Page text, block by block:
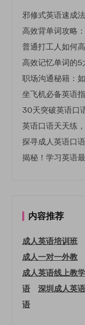
邪修式英语速成
高效背单词攻略
高效记忆单词的5
坐飞机必备英语
30天突破英语口
英语口语天天练
揭秘！学习英语
内容推荐
成人英语培训班
成人一对一外教
成人英语线上教学
语
深圳成人英语
语